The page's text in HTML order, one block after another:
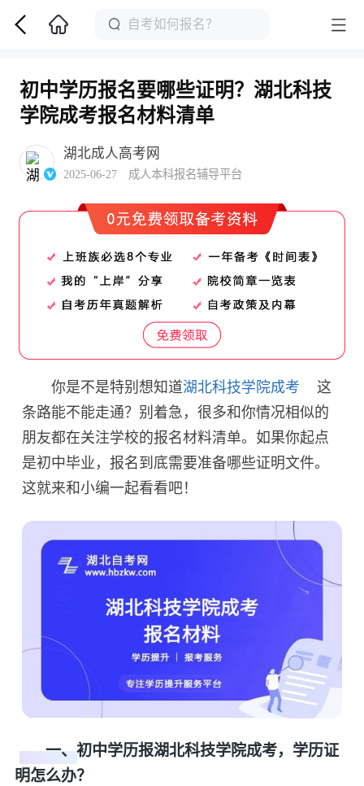
初中学历报名要哪些证明？湖北科技
学院成考报名材料清单
湖北成人高考网
2025-06-27 成人本科报名辅导平台
你是不是特别想知道湖北科技学院成考
这
条路能不能走通？别着急，很多和你情况相似的
朋友都在关注学校的报名材料清单。如果你起点
是初中毕业，报名到底需要准备哪些证明文件。
这就来和小编一起看看吧！
一、初中学历报湖北科技学院成考，学历证
明怎么办？